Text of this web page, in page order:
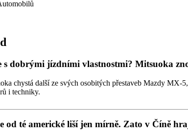
s dobrými jízdními vlastnostmi? Mitsuoka
chystá další ze svých osobitých přestaveb Mazdy
i techniky.
od té americké liší jen mírně. Zato v Číně